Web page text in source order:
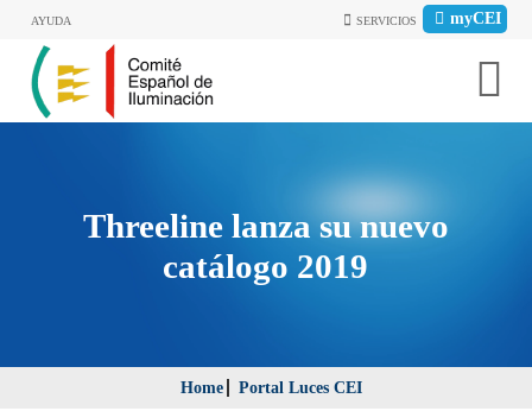
AYUDA myCEI
SERVICIOS
Threeline lanza su nuevo
catálogo 2019
Home Portal Luces CEI